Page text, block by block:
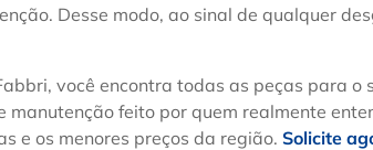
Desse modo, ao sinal de qualquer
você encontra todas as peças para o
manutenção feito por quem realmente
e os menores preços da região. Solicite